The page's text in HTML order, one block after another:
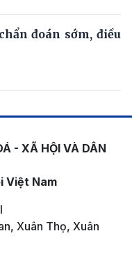
đoán sớm, điều
- XÃ HỘI VÀ DÂN
Việt Nam
Xuân Thọ, Xuân